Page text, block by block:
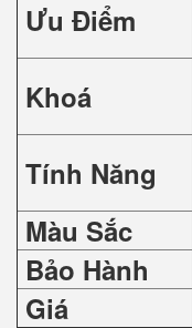
Ưu Điểm
Khoá
Tính Năng
Màu Sắc
Bảo Hành
Giá